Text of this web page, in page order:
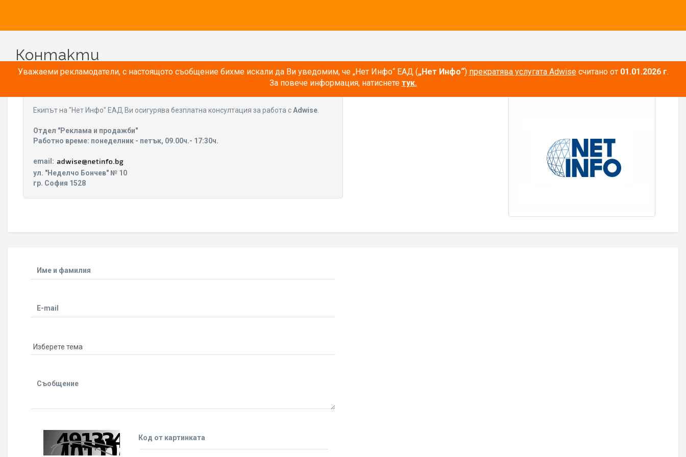
Уважаеми рекламодатели, с настоящото съобщение бихме искали да Ви уведомим, че „Нет Инфо“ ЕАД („Нет Инфо“) прекратява услугата Adwiseсчитано от 01.01.2026 г.
За повече информация, натиснете тук.
Контакти
Eкипът на "Нет Инфо" ЕАД Ви осигурява безплатна консултация за работа сAdwise
Отдел "Реклама и продажби"
Работно време: понеделник - петък, 09.00ч.- 17:30ч.
email:
ул. "Неделчо Бончев" № 10
гр. София 1528
Име и фамилия
E-mail
Съобщение
Код от картинката